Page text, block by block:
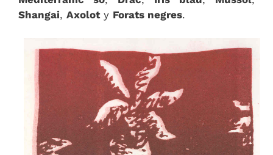
Shangai, Axoloty Forats negres.